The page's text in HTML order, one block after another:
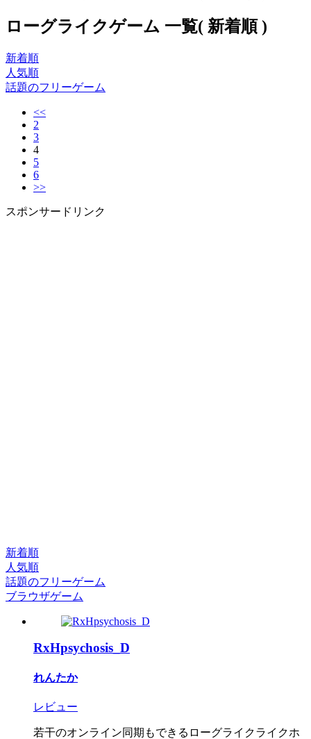
ローグライクゲーム 一覧( 新着順 )
新着順
人気順
話題のフリーゲーム
<<
2
3
4
5
6
>>
スポンサードリンク
新着順
人気順
話題のフリーゲーム
ブラウザゲーム
RxHpsychosis_D
れんたか
レビュー
若干のオンライン同期もできるローグライクライクホ